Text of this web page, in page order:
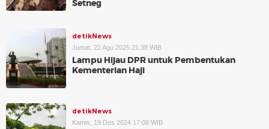
Setneg
detikNews
Jumat, 22 Agu 2025 21:38 WIB
Lampu Hijau DPR untuk Pembentukan
Kementerian Haji
detikNews
Kamis, 19 Des 2024 17:08 WIB